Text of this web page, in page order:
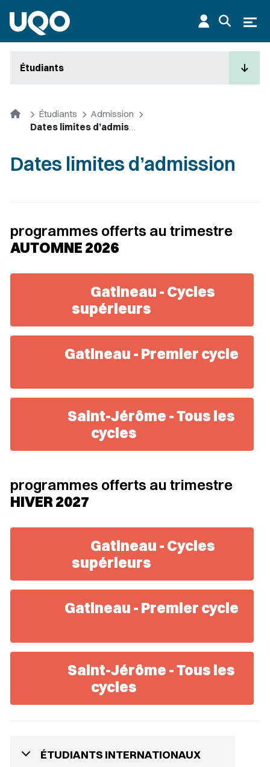
Étudiants
AccueilÉtudiants
Admission
Dates limites d’admission
Dates limites d’admission
programmes offerts au trimestre
AUTOMNE 2026
Gatineau - Cycles
supérieurs
Gatineau - Premier cycle
Saint-Jérôme - Tous les
cycles
programmes offerts au trimestre
HIVER 2027
Gatineau - Cycles
supérieurs
Gatineau - Premier cycle
Saint-Jérôme - Tous les
cycles
ÉTUDIANTS INTERNATIONAUX